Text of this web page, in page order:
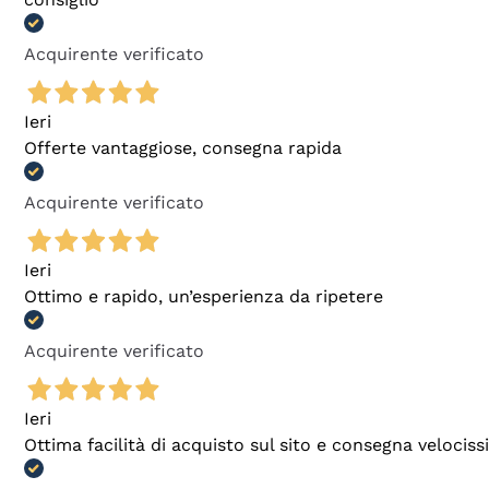
Acquirente verificato
Ieri
Offerte vantaggiose, consegna rapida
Acquirente verificato
Ieri
Ottimo e rapido, un’esperienza da ripetere
Acquirente verificato
Ieri
Ottima facilità di acquisto sul sito e consegna